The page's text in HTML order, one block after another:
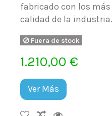
fabricado con los
calidad de la industria.
Fuera de stock
1.210,00 €
Ver Más